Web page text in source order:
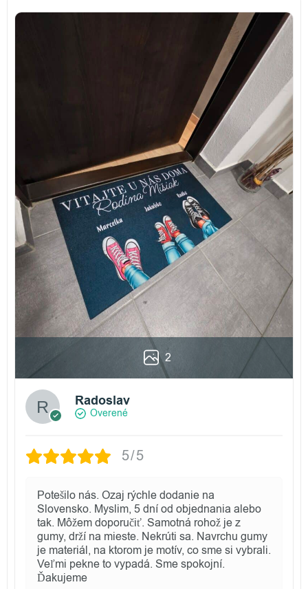
2
Radoslav
Overené
5/5
Potešilo nás. Ozaj rýchle dodanie na
Slovensko. Myslim, 5 dní od objednania alebo
tak. Môžem doporučiť. Samotná rohož je z
gumy, drží na mieste. Nekrúti sa. Navrchu gumy
je materiál, na ktorom je motív, co sme si vybrali.
Veľmi pekne to vypadá. Sme spokojní.
Ďakujeme